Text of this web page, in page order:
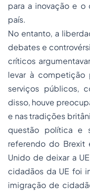
para a inovação e
país.
No entanto, a
debates e
críticos
levar à competição
serviços públicos,
disso, houve
e nas tradições
questão política e
referendo do
Unido de deixar a
cidadãos da UE foi
imigração de